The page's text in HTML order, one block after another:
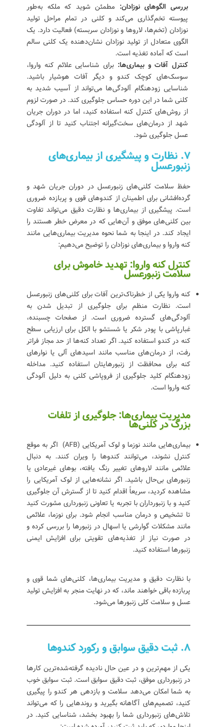
بررسی الگوهای نوزادان: مطمئن شوید که ملکه به‌طور
پیوسته تخم‌گذاری می‌کند و کلنی در تمام مراحل تولید
نوزادان (تخم‌ها، لاروها و نوزادان سربسته) فعالیت دارد. یک
الگوی متعادل از تولید نوزادان نشان‌دهنده یک کلنی سالم
است که آماده تغذیه است.
کنترل آفات و بیماری‌ها: برای شناسایی علائم کنه واروا،
سوسک‌های کوچک کندو و دیگر آفات هوشیار باشید.
شناسایی زودهنگام آلودگی‌ها می‌تواند از آسیب شدید به
کلنی شما در این دوره حساس جلوگیری کند. در صورت لزوم
از روش‌های کنترل کنه استفاده کنید، اما در دوران جریان
شهد از درمان‌های سخت‌گیرانه اجتناب کنید تا از آلودگی
عسل جلوگیری شود.
7. نظارت و پیشگیری از بیماری‌های
زنبورعسل
حفظ سلامت کلنی‌های زنبورعسل در دوران جریان شهد و
گرده‌افشانی برای اطمینان از کندوهای قوی و پربازده ضروری
است. پیشگیری از بیماری‌ها و نظارت دقیق می‌تواند تفاوت
بین کلنی‌های موفق و آن‌هایی که در معرض خطر هستند را
ایجاد کند. در اینجا به شما نحوه مدیریت بیماری‌هایی مانند
کنه واروا و بیماری‌های نوزادان را توضیح می‌دهیم:
کنترل کنه واروا: تهدید خاموش برای
سلامت زنبورعسل
کنه واروا یکی از خطرناک‌ترین آفات برای کلنی‌های زنبورعسل
است. نظارت منظم برای جلوگیری از تبدیل شدن به
آلودگی‌های گسترده ضروری است. از صفحات چسبنده،
غبارپاشی با پودر شکر یا شستشو با الکل برای ارزیابی سطح
کنه در کندو استفاده کنید. اگر تعداد کنه‌ها از حد مجاز فراتر
رفت، از درمان‌های مناسب مانند اسیدهای آلی یا نوارهای
کنه برای محافظت از زنبورهایتان استفاده کنید. مداخله
زودهنگام کلید جلوگیری از فروپاشی کلنی به دلیل آلودگی
کنه واروا است.
مدیریت بیماری‌ها: جلوگیری از تلفات
بزرگ در کلنی‌ها
بیماری‌هایی مانند نوزما و لوک آمریکایی (AFB) اگر به موقع
کنترل نشوند، می‌توانند کندوها را ویران کنند. به دنبال
علائمی مانند لاروهای تغییر رنگ یافته، بوهای غیرعادی یا
زنبورهای بی‌حال باشید. اگر نشانه‌هایی از لوک آمریکایی را
مشاهده کردید، سریعاً اقدام کنید تا از گسترش آن جلوگیری
کنید و با زنبورداران با تجربه یا تعاونی زنبورداری مشورت کنید
تا تشخیص و درمان مناسب انجام شود. برای نوزما، علائمی
مانند مشکلات گوارشی یا اسهال در زنبورها را بررسی کرده و
در صورت نیاز از تغذیه‌های تقویتی برای افزایش ایمنی
زنبورها استفاده کنید.
با نظارت دقیق و مدیریت بیماری‌ها، کلنی‌های شما قوی و
پربازده باقی خواهند ماند، که در نهایت منجر به افزایش تولید
عسل و سلامت کلی زنبورها می‌شود.
8. ثبت دقیق سوابق و رکورد کندوها
یکی از مهم‌ترین و در عین حال نادیده گرفته‌شده‌ترین کارها
در زنبورداری موفق، ثبت دقیق سوابق است. ثبت سوابق خوب
به شما امکان می‌دهد سلامت و بازدهی هر کندو را پیگیری
کنید، تصمیم‌های آگاهانه بگیرید و روندهایی را که می‌تواند
تلاش‌های زنبورداری شما را بهبود بخشد، شناسایی کنید. در